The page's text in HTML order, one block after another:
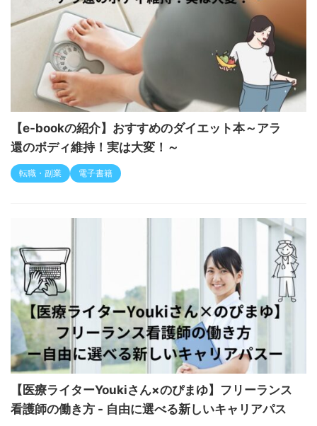
【e-bookの紹介】おすすめのダイエット本～アラ
還のボディ維持！実は大変！～
転職・副業 電子書籍
【医療ライターYoukiさん×のぴまゆ】フリーランス
看護師の働き方 - 自由に選べる新しいキャリアパス